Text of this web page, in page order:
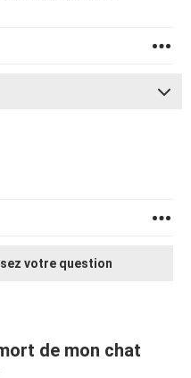
votre question
de mon chat